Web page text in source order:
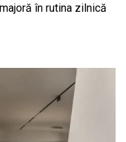
în rutina zilnică